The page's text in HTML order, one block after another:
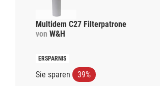
Multidem C27 Filterpatrone
von W&H
Sie sparen 39%